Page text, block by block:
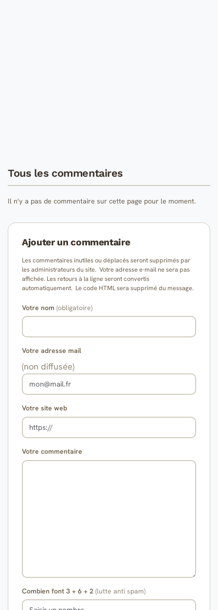
Tous les commentaires
Il n'y a pas de commentaire sur cette page pour le moment.
Ajouter un commentaire
Les commentaires inutiles ou déplacés seront supprimés par
les administrateurs du site. Votre adresse e-mail ne sera pas
affichée. Les retours à la ligne seront convertis
automatiquement. Le code HTML sera supprimé du message.
Votre nom (obligatoire)
Votre adresse mail
(non diffusée)
Votre site web
Votre commentaire
Combien font 3 + 6 + 2 (lutte anti spam)